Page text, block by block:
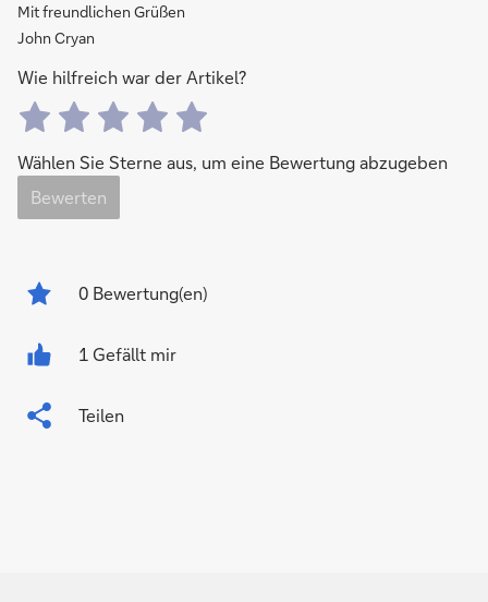
Mit freundlichen Grüßen
John Cryan
Wie hilfreich war der Artikel?
Wählen Sie Sterne aus, um eine Bewertung abzugeben
Bewerten
0 Bewertung(en)
1 Gefällt mir
Teilen